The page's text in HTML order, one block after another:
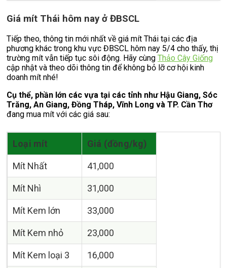
Giá mít Thái hôm nay ở ĐBSCL
Tiếp theo, thông tin mới nhất về giá mít Thái tại các địa
phương khác trong khu vực ĐBSCL hôm nay 5/4 cho thấy, thị
trường mít vẫn tiếp tục sôi động. Hãy cùng Thảo Cây Giống
cập nhật và theo dõi thông tin để không bỏ lỡ cơ hội kinh
doanh mít nhé!
Cụ thể, phần lớn các vựa tại các tỉnh như Hậu Giang, Sóc
Trăng, An Giang, Đồng Tháp, Vĩnh Long và TP. Cần Thơ
đang mua mít với các giá sau:
Loại mít Giá (đồng/kg)
Mít Nhất 41,000
Mít Nhì 31,000
Mít Kem lớn 33,000
Mít Kem nhỏ 23,000
Mít Kem loại 3 16,000